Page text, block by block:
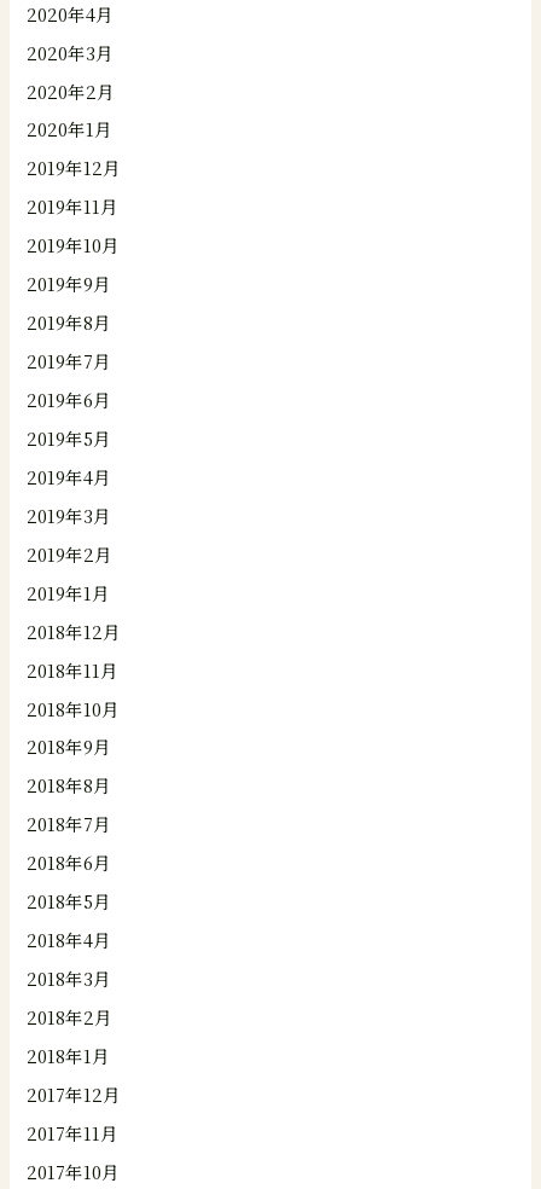
2020年4月
2020年3月
2020年2月
2020年1月
2019年12月
2019年11月
2019年10月
2019年9月
2019年8月
2019年7月
2019年6月
2019年5月
2019年4月
2019年3月
2019年2月
2019年1月
2018年12月
2018年11月
2018年10月
2018年9月
2018年8月
2018年7月
2018年6月
2018年5月
2018年4月
2018年3月
2018年2月
2018年1月
2017年12月
2017年11月
2017年10月